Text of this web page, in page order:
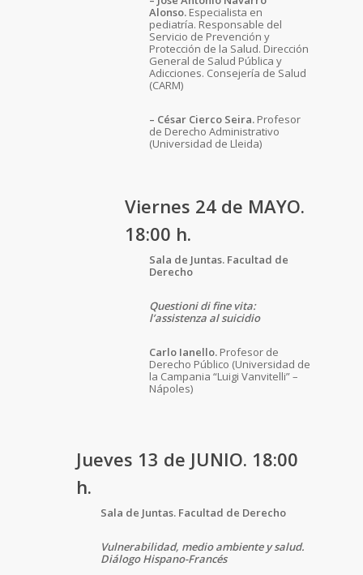
Alonso. Especialista en
pediatría. Responsable del
Servicio de Prevención y
Protección de la Salud. Dirección
General de Salud Pública y
Adicciones. Consejería de Salud
(CARM)
– César Cierco Seira. Profesor
de Derecho Administrativo
(Universidad de Lleida)
Viernes 24 de MAYO.
18:00 h.
Sala de Juntas. Facultad de
Derecho
Questioni di fine vita:
l’assistenza al suicidio
Carlo Ianello. Profesor de
Derecho Público (Universidad de
la Campania “Luigi Vanvitelli” –
Nápoles)
Jueves 13 de JUNIO. 18:00
h.
Sala de Juntas. Facultad de Derecho
Vulnerabilidad, medio ambiente y salud.
Diálogo Hispano-Francés